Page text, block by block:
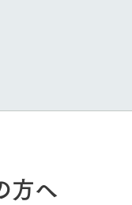
方へ